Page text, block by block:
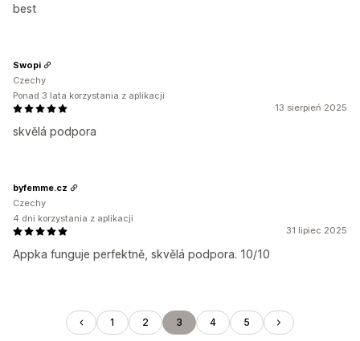
best
13 sierpień 2025
skvělá podpora
Swopi
Czechy
Ponad 3 lata korzystania z aplikacji
31 lipiec 2025
Appka funguje perfektně, skvělá podpora. 10/10
byfemme.cz
Czechy
4 dni korzystania z aplikacji
1 2 3 4 5